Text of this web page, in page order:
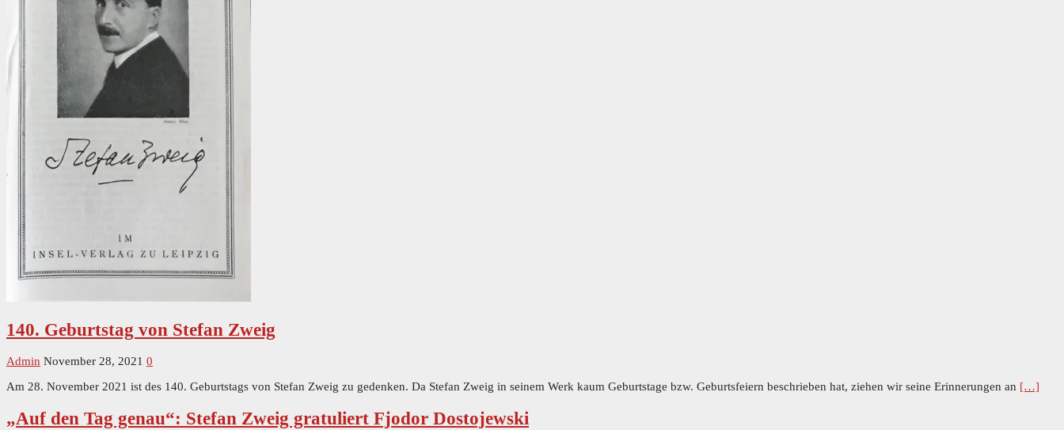
140. Geburtstag von Stefan Zweig
Admin November 28, 2021 0
Am 28. November 2021 ist des 140. Geburtstags von Stefan Zweig zu gedenken. Da Stefan Zweig in seinem Werk kaum Geburtstage bzw. Geburtsfeiern beschrieben hat, ziehen wir seine Erinnerungen an […]
„Auf den Tag genau“: Stefan Zweig gratuliert Fjodor Dostojewski